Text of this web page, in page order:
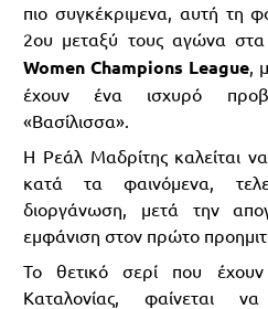
πιο συγκέκριμενα, αυτή τη
2ου μεταξύ τους αγώνα στα
Women Champions League,
έχουν ένα ισχυρό
«Βασίλισσα».
Η Ρεάλ Μαδρίτης καλείται
κατά τα φαινόμενα,
διοργάνωση, μετά την
εμφάνιση στον πρώτο
Το θετικό σερί που έχουν
Καταλονίας, φαίνεται